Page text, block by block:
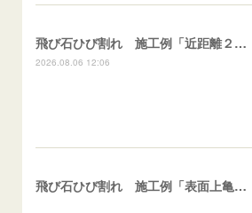
飛び石ひび割れ 施工例「近距離２箇所・パーシャル系+スターブレイク系」ハイエース
2026.08.06 12:06
飛び石ひび割れ 施工例「表面上亀裂・ダメージクラック」ステラ